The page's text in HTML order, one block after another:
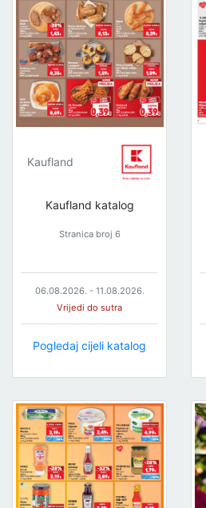
Kaufland
Kaufland katalog
Stranica broj 6
06.08.2026. - 11.08.2026.
Vrijedi do sutra
Pogledaj cijeli katalog